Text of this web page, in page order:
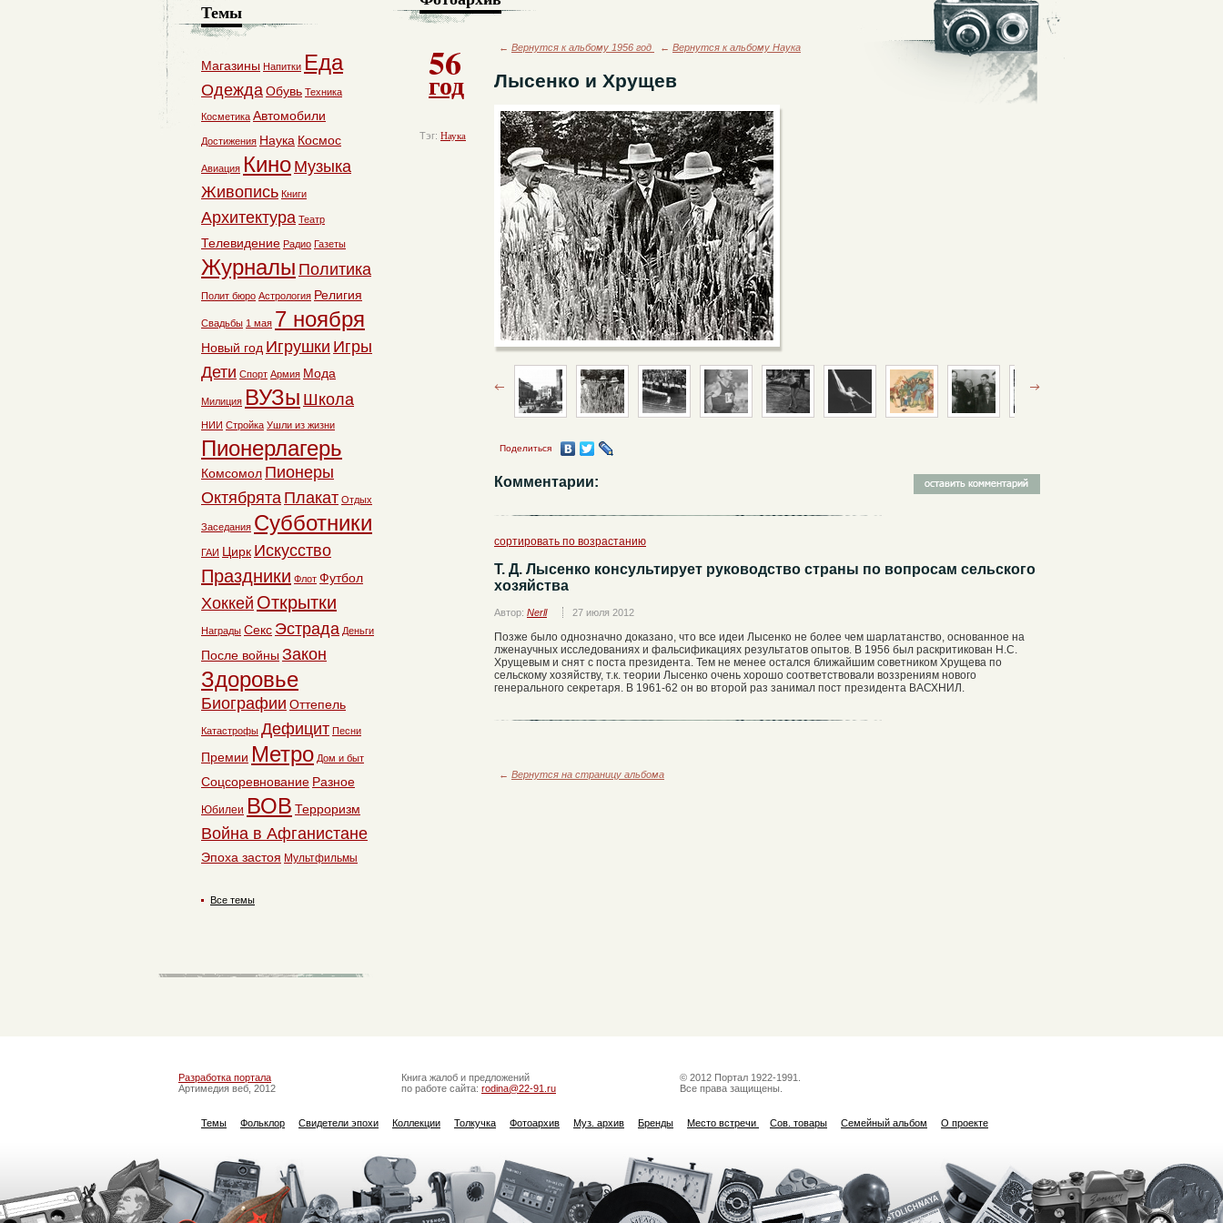
56
год
Тэг: Наука
← Вернутся к альбому 1956 год ← Вернутся к альбому Наука
Лысенко и Хрущев
Поделиться
Комментарии:
сортировать по возрастанию
Т. Д. Лысенко консультирует руководство страны по вопросам сельского
хозяйства
Автор: Nerll 27 июля 2012
Позже было однозначно доказано, что все идеи Лысенко не более чем шарлатанство, основанное на
лженаучных исследованиях и фальсификациях результатов опытов. В 1956 был раскритикован Н.С.
Хрущевым и снят с поста президента. Тем не менее остался ближайшим советником Хрущева по
сельскому хозяйству, т.к. теории Лысенко очень хорошо соответствовали воззрениям нового
генерального секретаря. В 1961-62 он во второй раз занимал пост президента ВАСХНИЛ.
← Вернутся на страницу альбома
Темы
Магазины Напитки Еда
ОдеждаОбувь Техника
Косметика Автомобили
Достижения Наука Космос
Авиация Кино Музыка
Живопись Книги
Архитектура Театр
Телевидение Радио Газеты
Журналы Политика
Полит бюро Астрология Религия
Свадьбы 1 мая 7 ноября
Новый год Игрушки Игры
Дети Спорт Армия Мода
Милиция ВУЗы Школа
НИИ Стройка Ушли из жизни
Пионерлагерь
Комсомол Пионеры
Октябрята Плакат Отдых
Заседания Субботники
ГАИ Цирк Искусство
Праздники Флот Футбол
Хоккей Открытки
Награды Секс Эстрада Деньги
После войны Закон
Здоровье
Биографии Оттепель
Катастрофы Дефицит Песни
Премии Метро Дом и быт
Соцсоревнование Разное
Юбилеи ВОВ Терроризм
Война в Афганистане
Эпоха застоя Мультфильмы
Все темы
Разработка портала
Артимедия веб, 2012
Книга жалоб и предложений
по работе сайта: rodina@22-91.ru
© 2012 Портал 1922-1991.
Все права защищены.
Темы Фольклор Свидетели эпохи Коллекции Толкучка Фотоархив Муз. архив Бренды Место встречи Сов. товары Семейный альбом О проекте